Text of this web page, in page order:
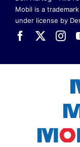
Mobil is a
under license by